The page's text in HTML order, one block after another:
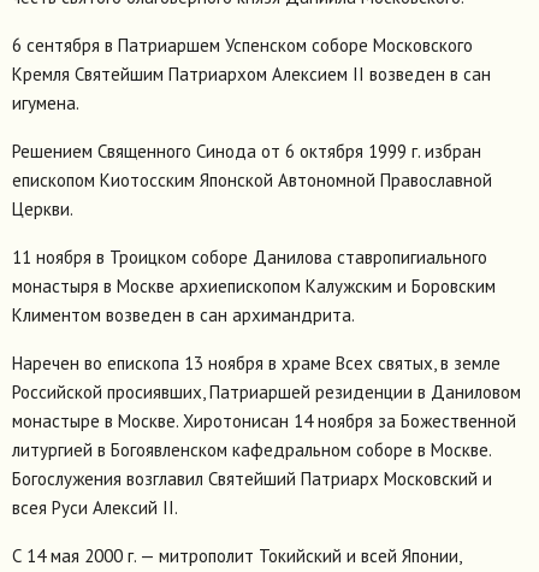
6 сентября в Патриаршем Успенском соборе Московского
Кремля Святейшим Патриархом Алексием II возведен в сан
игумена.
Решением Священного Синода от 6 октября 1999 г. избран
епископом Киотосским Японской Автономной Православной
Церкви.
11 ноября в Троицком соборе Данилова ставропигиального
монастыря в Москве архиепископом Калужским и Боровским
Климентом возведен в сан архимандрита.
Наречен во епископа 13 ноября в храме Всех святых, в земле
Российской просиявших, Патриаршей резиденции в Даниловом
монастыре в Москве. Хиротонисан 14 ноября за Божественной
литургией в Богоявленском кафедральном соборе в Москве.
Богослужения возглавил Святейший Патриарх Московский и
всея Руси Алексий II.
С 14 мая 2000 г. — митрополит Токийский и всей Японии,